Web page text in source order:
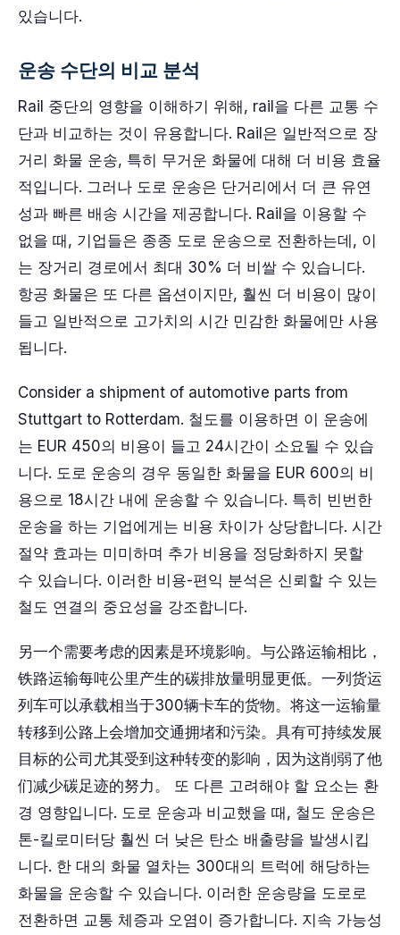
있습니다.
운송 수단의 비교 분석
Rail 중단의 영향을 이해하기 위해, rail을 다른 교통 수
단과 비교하는 것이 유용합니다. Rail은 일반적으로 장
거리 화물 운송, 특히 무거운 화물에 대해 더 비용 효율
적입니다. 그러나 도로 운송은 단거리에서 더 큰 유연
성과 빠른 배송 시간을 제공합니다. Rail을 이용할 수
없을 때, 기업들은 종종 도로 운송으로 전환하는데, 이
는 장거리 경로에서 최대 30% 더 비쌀 수 있습니다.
항공 화물은 또 다른 옵션이지만, 훨씬 더 비용이 많이
들고 일반적으로 고가치의 시간 민감한 화물에만 사용
됩니다.
Consider a shipment of automotive parts from
Stuttgart to Rotterdam. 철도를 이용하면 이 운송에
는 EUR 450의 비용이 들고 24시간이 소요될 수 있습
니다. 도로 운송의 경우 동일한 화물을 EUR 600의 비
용으로 18시간 내에 운송할 수 있습니다. 특히 빈번한
운송을 하는 기업에게는 비용 차이가 상당합니다. 시간
절약 효과는 미미하며 추가 비용을 정당화하지 못할
수 있습니다. 이러한 비용-편익 분석은 신뢰할 수 있는
철도 연결의 중요성을 강조합니다.
另一个需要考虑的因素是环境影响。与公路运输相比，
铁路运输每吨公里产生的碳排放量明显更低。一列货运
列车可以承载相当于300辆卡车的货物。将这一运输量
转移到公路上会增加交通拥堵和污染。具有可持续发展
目标的公司尤其受到这种转变的影响，因为这削弱了他
们减少碳足迹的努力。 또 다른 고려해야 할 요소는 환
경 영향입니다. 도로 운송과 비교했을 때, 철도 운송은
톤-킬로미터당 훨씬 더 낮은 탄소 배출량을 발생시킵
니다. 한 대의 화물 열차는 300대의 트럭에 해당하는
화물을 운송할 수 있습니다. 이러한 운송량을 도로로
전환하면 교통 체증과 오염이 증가합니다. 지속 가능성